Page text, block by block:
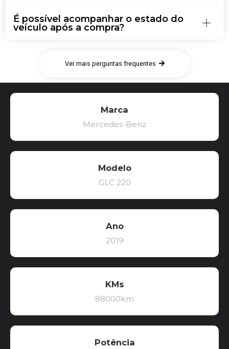
É possível acompanhar o estado do
veículo após a compra?
Ver mais perguntas frequentes
Marca
Mercedes-Benz
Modelo
GLC 220
Ano
2019
KMs
88000km
Potência